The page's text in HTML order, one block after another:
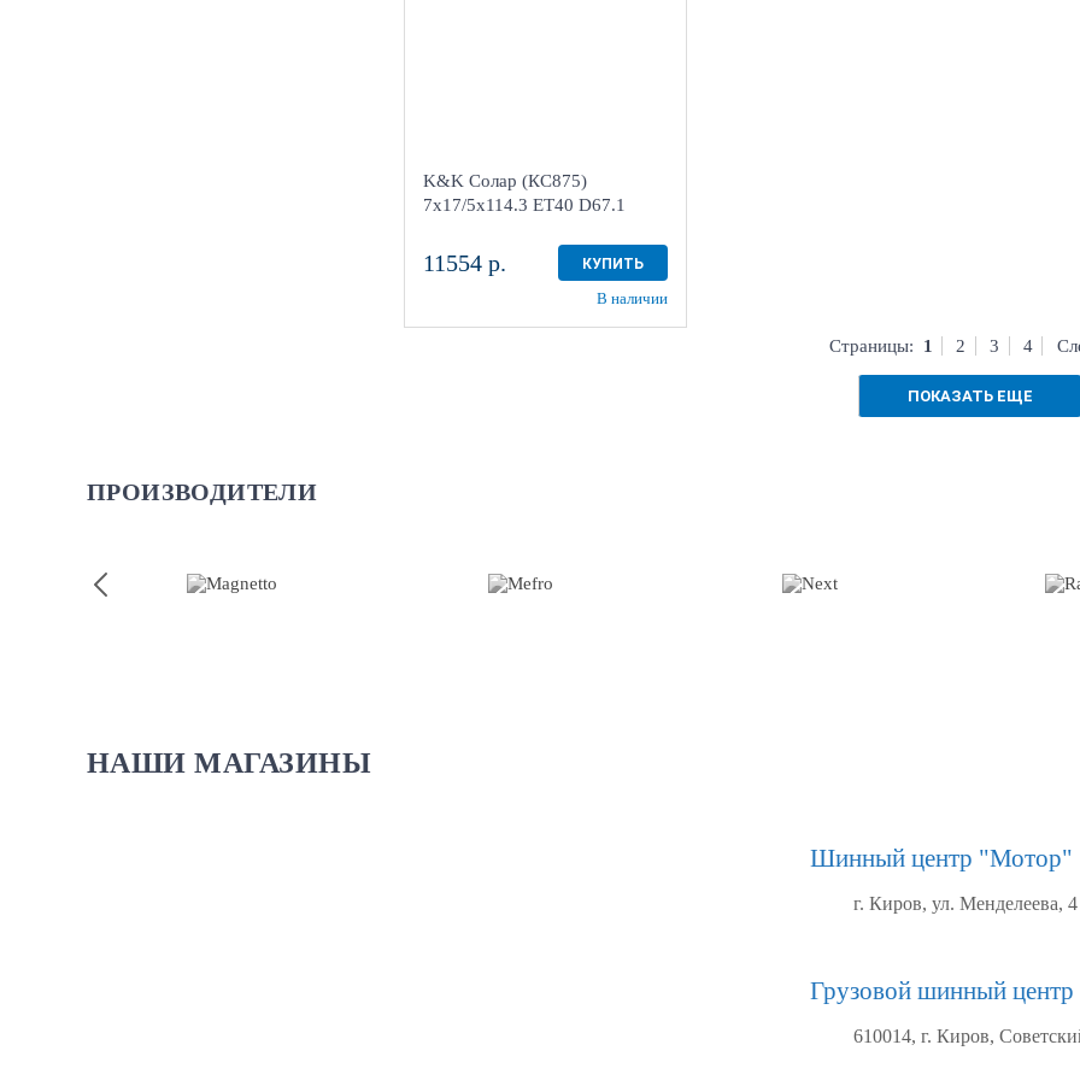
K&K Солар (КС875)
7x17/5x114.3 ET40 D67.1
11554 р. КУПИТЬ
В наличии
в наличии
Страницы: 1 2 3 4
ПОКАЗАТЬ ЕЩЕ
ПРОИЗВОДИТЕЛИ
НАШИ МАГАЗИНЫ
Шинный центр "Мотор"
г. Киров, ул. Менделеева, 4
Грузовой шинный
610014, г. Киров,